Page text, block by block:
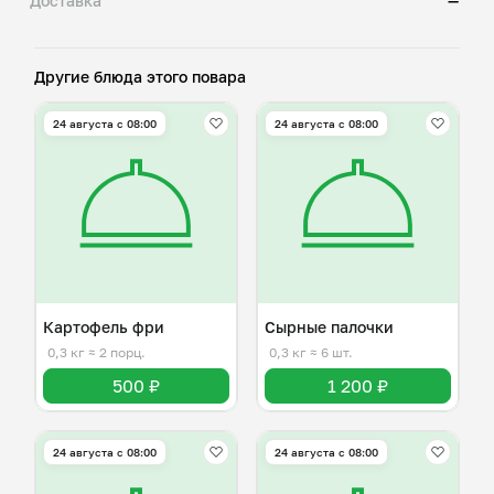
Другие блюда этого повара
24 августа с 08:00
Картофель фри
0,3 кг ≈ 2 порц.
500 ₽
24 августа с 08:00
Сырные палочки
0,3 кг ≈ 6 шт.
1 200 ₽
24 августа с 08:00 24 августа с 08:00